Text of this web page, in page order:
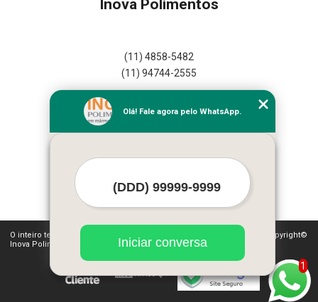
Inova Polimentos
(11) 4858-5482
(11) 94744-2555
Empresa
Missão
Mapa do site
Mais Serviços
O inteiro teor deste site está sujeito à proteção de direitos autorais. Copyright©
Inova Polimentos (Lei 9610 de 19/02/1998)
1
Olá! Fale agora pelo WhatsApp.
Iniciar conversa